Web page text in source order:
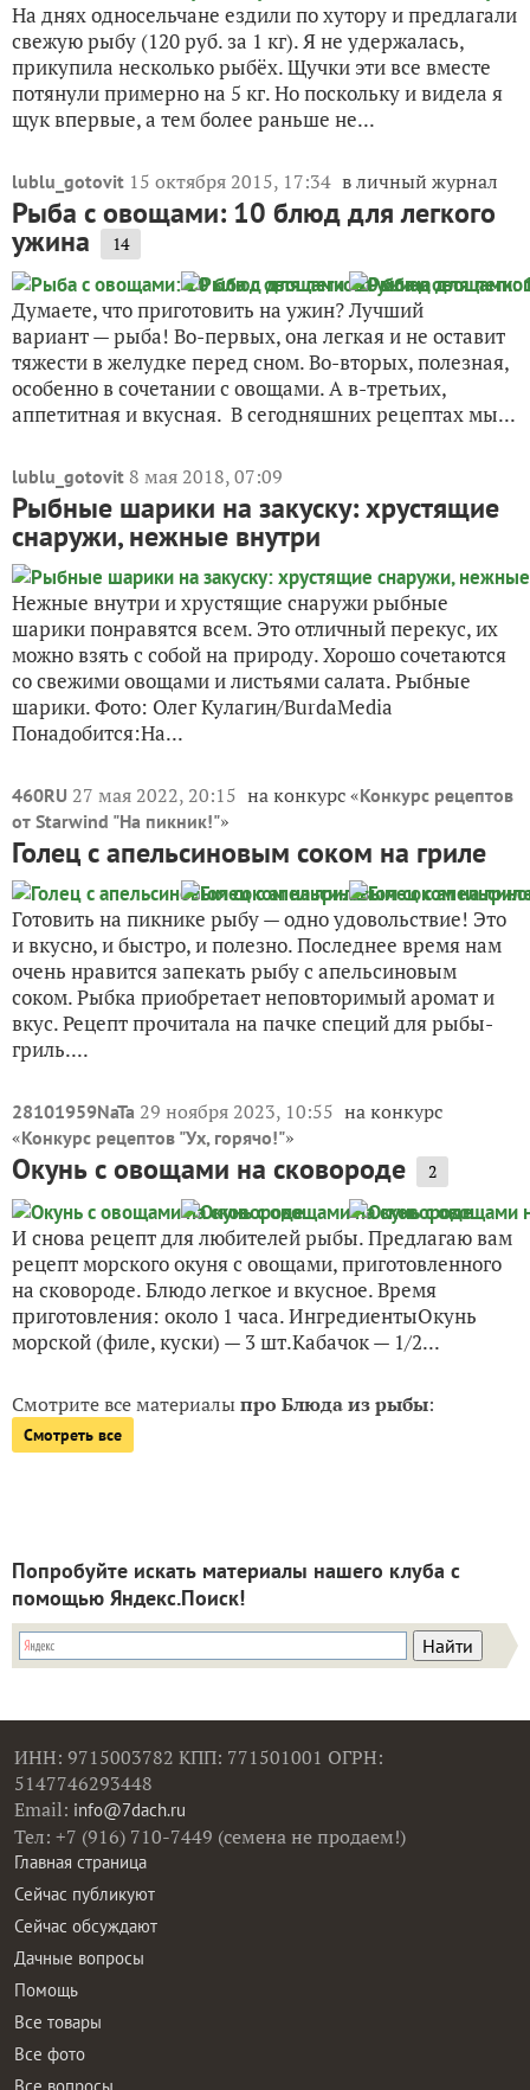
На днях односельчане ездили по хутору и предлагали
свежую рыбу (120 руб. за 1 кг). Я не удержалась,
прикупила несколько рыбёх. Щучки эти все вместе
потянули примерно на 5 кг. Но поскольку и видела я
щук впервые, а тем более раньше не...
lublu_gotovit 15 октября 2015, 17:34 в личный журнал
Рыба с овощами: 10 блюд для легкого
ужина 14
Думаете, что приготовить на ужин? Лучший
вариант — рыба! Во-первых, она легкая и не оставит
тяжести в желудке перед сном. Во-вторых, полезная,
особенно в сочетании с овощами. А в-третьих,
аппетитная и вкусная. В сегодняшних рецептах мы...
lublu_gotovit 8 мая 2018, 07:09
Рыбные шарики на закуску: хрустящие
снаружи, нежные внутри
Нежные внутри и хрустящие снаружи рыбные
шарики понравятся всем. Это отличный перекус, их
можно взять с собой на природу. Хорошо сочетаются
со свежими овощами и листьями салата. Рыбные
шарики. Фото: Олег Кулагин/BurdaMedia
Понадобится:На...
460RU 27 мая 2022, 20:15 на конкурс «Конкурс рецептов
от Starwind "На пикник!"»
Голец с апельсиновым соком на гриле
Готовить на пикнике рыбу — одно удовольствие! Это
и вкусно, и быстро, и полезно. Последнее время нам
очень нравится запекать рыбу с апельсиновым
соком. Рыбка приобретает неповторимый аромат и
вкус. Рецепт прочитала на пачке специй для рыбы-
гриль....
28101959NaTa 29 ноября 2023, 10:55 на конкурс
«Конкурс рецептов "Ух, горячо!"»
Окунь с овощами на сковороде 2
И снова рецепт для любителей рыбы. Предлагаю вам
рецепт морского окуня с овощами, приготовленного
на сковороде. Блюдо легкое и вкусное. Время
приготовления: около 1 часа. ИнгредиентыОкунь
морской (филе, куски) — 3 шт.Кабачок — 1/2...
Смотрите все материалыпро Блюда из рыбы:
Смотреть все
Попробуйте искать материалы нашего клуба с
помощью Яндекс.Поиск!
ИНН: 9715003782 КПП: 771501001 ОГРН:
5147746293448
Email: info@7dach.ru
Тел: +7 (916) 710-7449 (семена не продаем!)
Главная страница
Сейчас публикуют
Сейчас обсуждают
Дачные вопросы
Помощь
Все товары
Все фото